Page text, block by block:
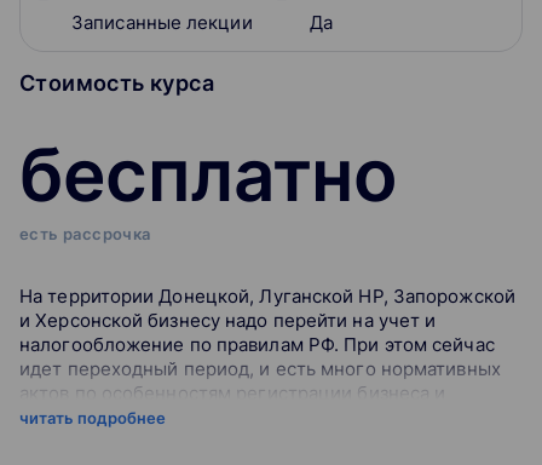
Записанные лекции Да
Стоимость курса
бесплатно
есть рассрочка
На территории Донецкой, Луганской НР, Запорожской
и Херсонской бизнесу надо перейти на учет и
налогообложение по правилам РФ. При этом сейчас
идет переходный период, и есть много нормативных
актов по особенностям регистрации бизнеса и
налогообложению на этих территориях. Также с 1
читать подробнее